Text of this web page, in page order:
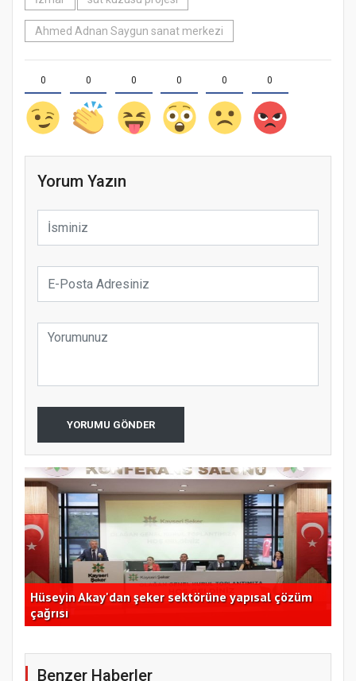
Ahmed Adnan Saygun sanat merkezi
0 0 0 0 0 0
Yorum Yazın
YORUMU GÖNDER
Hüseyin Akay'dan şeker sektörüne yapısal çözüm
çağrısı
Benzer Haberler